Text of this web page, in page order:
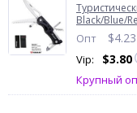
Black/Blue/
Опт $4.23
Vip: $3.80
Крупный